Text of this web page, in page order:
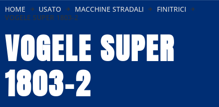
HOME USATO MACCHINE STRADALI
FINITRICI
VOGELE SUPER 1803-2
VOGELE SUPER
1803-2